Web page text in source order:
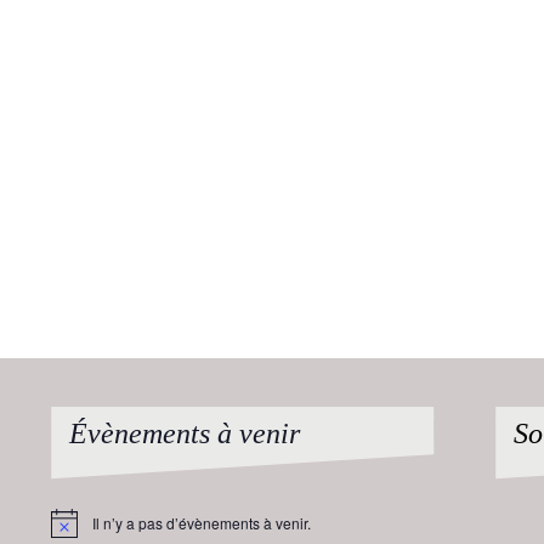
Évènements à venir
Notice Il n’y a pas d’évènements à venir.